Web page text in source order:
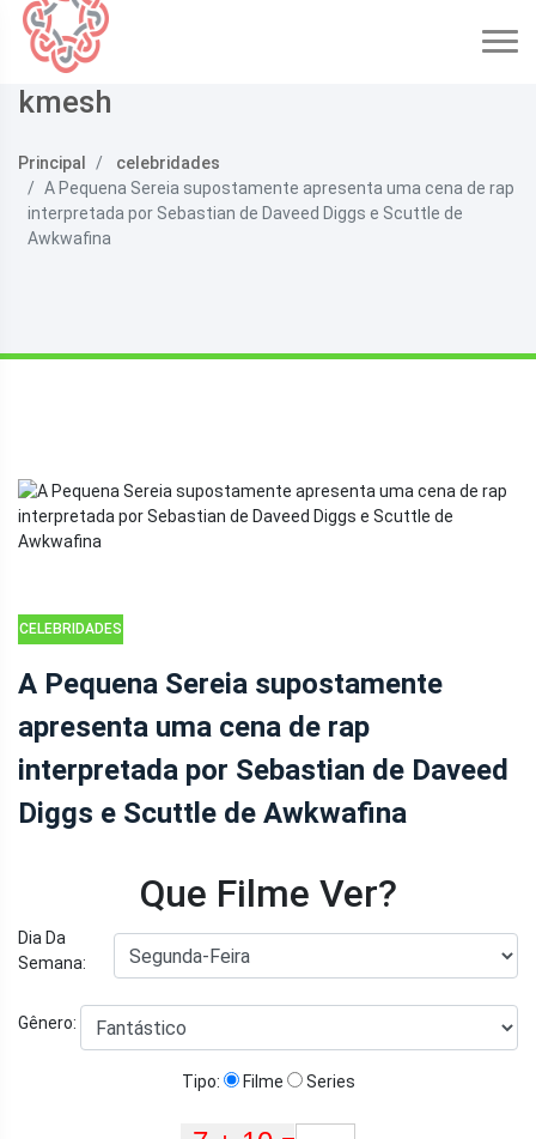
kmesh
Principal
celebridades
A Pequena Sereia supostamente apresenta uma cena de rap
interpretada por Sebastian de Daveed Diggs e Scuttle de
Awkwafina
CELEBRIDADES
A Pequena Sereia supostamente
apresenta uma cena de rap
interpretada por Sebastian de Daveed
Diggs e Scuttle de Awkwafina
Que Filme Ver?
Dia Da
Semana:
Gênero:
Tipo: Filme Series